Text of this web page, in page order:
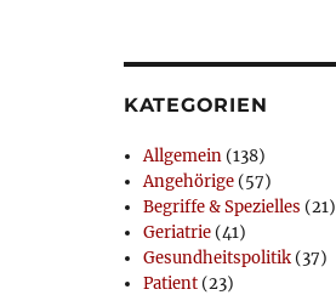
KATEGORIEN
Allgemein (138)
Angehörige (57)
Begriffe & Spezielles (21)
Geriatrie (41)
Gesundheitspolitik (37)
Patient (23)